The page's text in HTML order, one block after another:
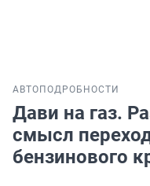
АВТО ПОДРОБНОСТИ
Дави на газ.
смысл
бензинового